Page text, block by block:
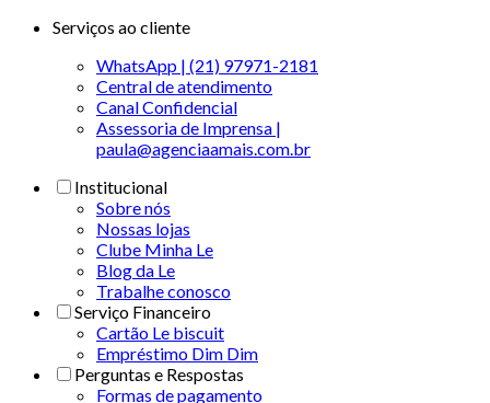
Serviços ao cliente
WhatsApp | (21) 97971-2181
Central de atendimento
Canal Confidencial
Assessoria de Imprensa |
paula@agenciaamais.com.br
Institucional
Sobre nós
Nossas lojas
Clube Minha Le
Blog da Le
Trabalhe conosco
Serviço Financeiro
Cartão Le biscuit
Empréstimo Dim Dim
Perguntas e Respostas
Formas de pagamento